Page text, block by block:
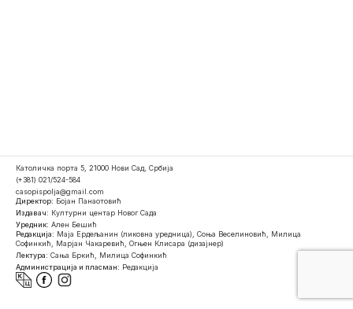
Католичка порта 5, 21000 Нови Сад, Србија
(+381) 021/524-584
casopispolja@gmail.com
Директор: Бојан Панаотовић
Издавач: Културни центар Новог Сада
Уредник: Ален Бешић
Редакција: Маја Ердељанин (ликовна уредница), Соња Веселиновић, Милица
Софинкић, Марјан Чакаревић, Огњен Клисара (дизајнер)
Лектура: Сања Бркић, Милица Софинкић
Администрација и пласман: Редакција